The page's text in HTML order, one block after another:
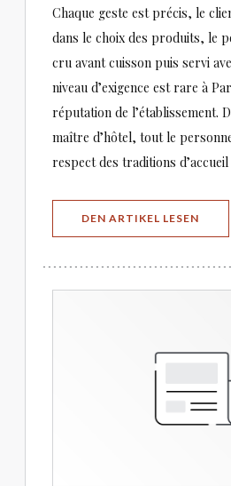
Chaque geste est précis, le
dans le choix des produits, le
cru avant cuisson puis servi
niveau d’exigence est rare à
réputation de l’établissement.
maître d’hôtel, tout le
respect des traditions
DEN ARTIKEL LESEN